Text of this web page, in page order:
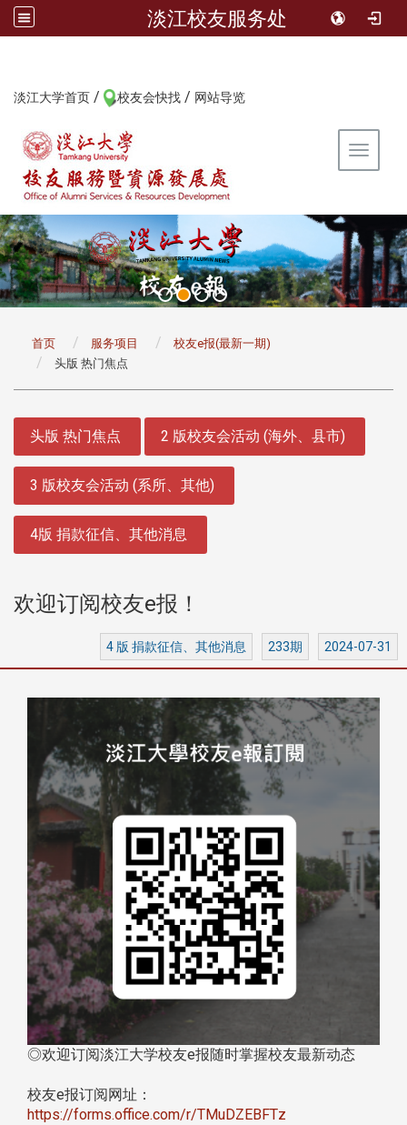
淡江校友服务处
淡江大学首页 / 校友会快找 / 网站导览
Toggle
首页 服务项目
校友e报(最新一期)
头版 热门焦点
头版 热门焦点 2 版校友会活动 (海外、县市)
3 版校友会活动 (系所、其他)
4版 捐款征信、其他消息
欢迎订阅校友e报！
4 版 捐款征信、其他消息 233期 2024-07-31
◎欢迎订阅淡江大学校友e报随时掌握校友最新动态
校友e报订阅网址：
https://forms.office.com/r/TMuDZEBFTz